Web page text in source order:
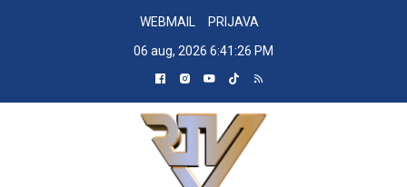
WEBMAIL
PRIJAVA
06 aug, 2026 6:41:27 PM